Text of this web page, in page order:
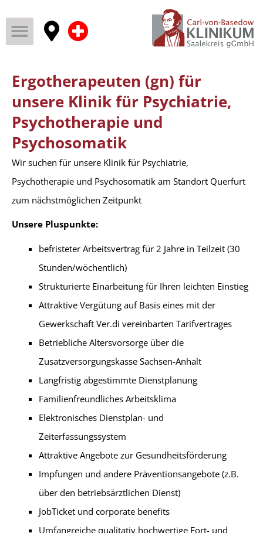
Ergotherapeuten (gn) für
unsere Klinik für Psychiatrie,
Psychotherapie und
Psychosomatik
Wir suchen für unsere Klinik für Psychiatrie,
Psychotherapie und Psychosomatik am Standort Querfurt
zum nächstmöglichen Zeitpunkt
Unsere Pluspunkte:
befristeter Arbeitsvertrag für 2 Jahre in Teilzeit (30
Stunden/wöchentlich)
Strukturierte Einarbeitung für Ihren leichten Einstieg
Attraktive Vergütung auf Basis eines mit der
Gewerkschaft Ver.di vereinbarten Tarifvertrages
Betriebliche Altersvorsorge über die
Zusatzversorgungskasse Sachsen-Anhalt
Langfristig abgestimmte Dienstplanung
Familienfreundliches Arbeitsklima
Elektronisches Dienstplan- und
Zeiterfassungssystem
Attraktive Angebote zur Gesundheitsförderung
Impfungen und andere Präventionsangebote (z.B.
über den betriebsärztlichen Dienst)
JobTicket und corporate benefits
Umfangreiche qualitativ hochwertige Fort- und